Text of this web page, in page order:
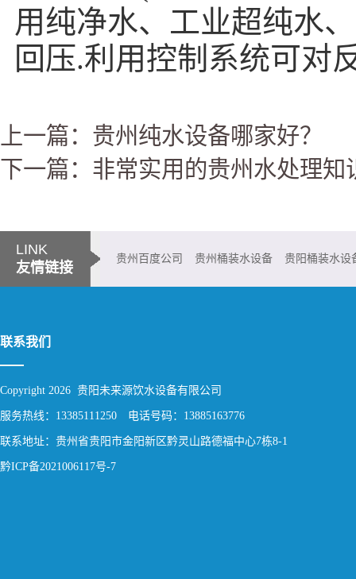
用纯净水、工业超纯水
回压.利用控制系统可对
上一篇：贵州纯水设备哪家好？
下一篇：非常实用的贵州水处理知
LINK
友情链接
贵州百度公司 贵州桶装水设备 贵阳桶装水设
联系我们
Copyright 2026 贵阳未来源饮水设备有限公司
服务热线：13385111250 电话号码：13885163776
联系地址：贵州省贵阳市金阳新区黔灵山路德福中心7栋8-1
黔ICP备2021006117号-7